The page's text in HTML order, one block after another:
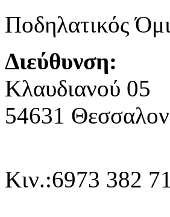
Ποδηλατικός
Διεύθυνση:
Κλαυδιανoύ 05
54631
Κιν.:6973 382